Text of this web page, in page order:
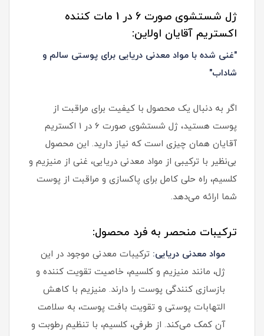
ژل شستشوی صورت 6 در 1 مات کننده
اکستریم آقایان اولاین:
"غنی شده با مواد معدنی دریایی برای پوستی سالم و
شاداب"
اگر به دنبال یک محصول با کیفیت برای مراقبت از
پوست هستید، ژل شستشوی صورت 6 در 1 اکستریم
آقایان همان چیزی است که نیاز دارید. این محصول
بی‌نظیر با ترکیبی از مواد معدنی دریایی، غنی از منیزیم و
کلسیم، راه‌ حلی کامل برای پاکسازی و مراقبت از پوست
شما ارائه می‌دهد.
ترکیبات منحصر به فرد محصول:
مواد معدنی دریایی: ترکیبات معدنی موجود در این
ژل، مانند منیزیم و کلسیم، خاصیت تقویت کننده و
بازسازی کنندگی پوست را دارند. منیزیم با کاهش
التهابات پوستی و تقویت بافت پوست، به سلامت
آن کمک می‌کند. از طرفی، کلسیم، با تنظیم رطوبت و